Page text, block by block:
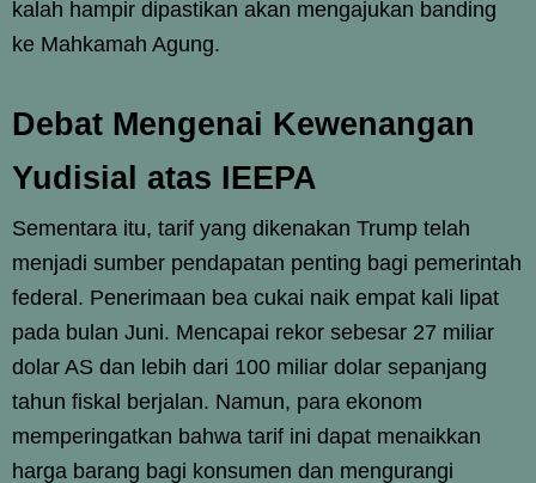
kalah hampir dipastikan akan mengajukan banding
ke Mahkamah Agung.
Debat Mengenai Kewenangan
Yudisial atas IEEPA
Sementara itu, tarif yang dikenakan Trump telah
menjadi sumber pendapatan penting bagi pemerintah
federal. Penerimaan bea cukai naik empat kali lipat
pada bulan Juni. Mencapai rekor sebesar 27 miliar
dolar AS dan lebih dari 100 miliar dolar sepanjang
tahun fiskal berjalan. Namun, para ekonom
memperingatkan bahwa tarif ini dapat menaikkan
harga barang bagi konsumen dan mengurangi